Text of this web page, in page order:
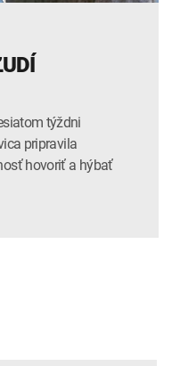
týždni
pripravila
hovoriť a hýbať